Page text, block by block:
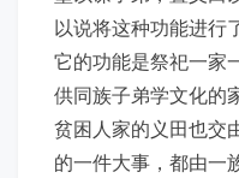
以说将这种功能进行
它的功能是祭祀一家
供同族子弟学文化的
贫困人家的义田也交
的一件大事，都由一